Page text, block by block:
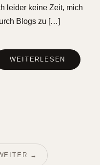
leider keine Zeit, mich
Blogs zu […]
WEITERLESEN
→